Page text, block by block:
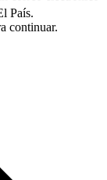
País.
continuar.